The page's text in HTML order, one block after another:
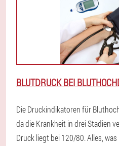
BLUTDRUCK BEI
Die Druckindikatoren für
da die Krankheit in drei Stadien
Druck liegt bei 120/80. Alles,